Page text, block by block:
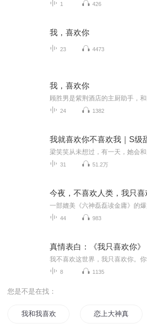
1 426
我，喜欢你
23 4473
我，喜欢你
24 1382
我就喜欢你不喜欢我｜S级
31 51.2万
今夜，不喜欢人类，我只
44 983
真情表白：《我只喜欢你》
8 1135
您是不是在找：
我和我喜欢的你 恋上大神真喜欢